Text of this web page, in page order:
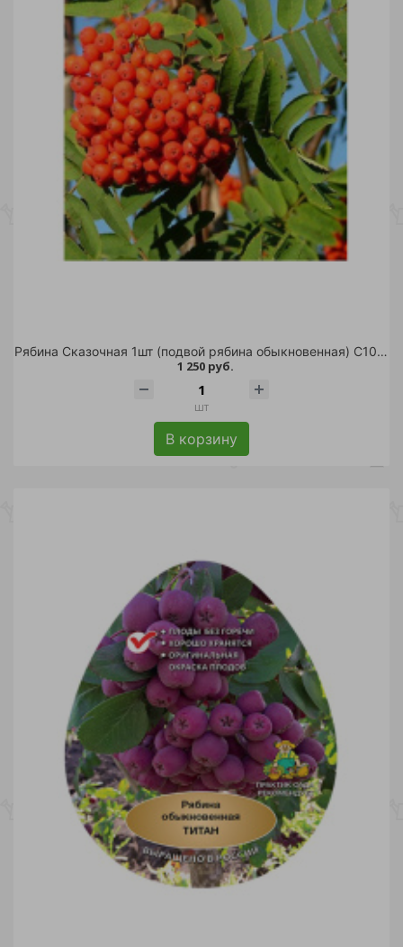
Рябина Сказочная 1шт (подвой рябина обыкновенная) С10 1шт
1 250 руб.
шт
В корзину